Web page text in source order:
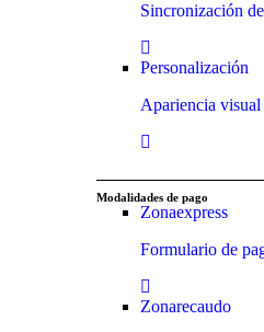
Sincronización
Personalización
Apariencia
Modalidades de pago
Zonaexpress
Formulario de
Zonarecaudo